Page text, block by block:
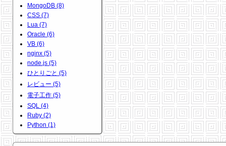
MongoDB (8)
CSS (7)
Lua (7)
Oracle (6)
VB (6)
nginx (5)
node.js (5)
ひとりごと (5)
レビュー (5)
電子工作 (5)
SQL (4)
Ruby (2)
Python (1)